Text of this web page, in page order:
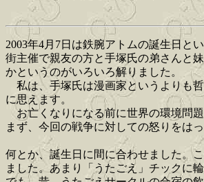
2003年4月7日は鉄腕アトムの誕生日と
街主催で親友の方と手塚氏の弟さんと
かというのがいろいろ解りました。
私は、手塚氏は漫画家というよりも
に思えます。
お亡くなりになる前に世界の環境問
まず、今回の戦争に対しての怒りをは
何とか、誕生日に間に合わせました。
ました。あまり「うたごえ」チックに